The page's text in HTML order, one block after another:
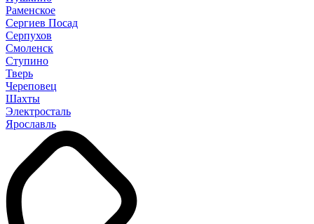
Раменское
Сергиев Посад
Серпухов
Смоленск
Ступино
Тверь
Череповец
Шахты
Электросталь
Ярославль